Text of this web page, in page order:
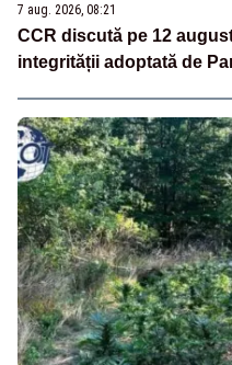
7 aug. 2026, 08:21
CCR discută pe 12
integrității adoptată de